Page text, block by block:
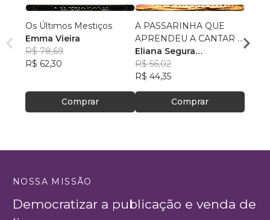
Os Últimos Mestiços
Emma Vieira
R$ 78,69
R$ 62,30
Comprar
A PASSARINHA QUE
APRENDEU A CANTAR E
VOAR
Eliana Segura
Fernandes
R$ 56,02
R$ 44,35
Comprar
R$
NOSSA MISSÃO
Democratizar a publicação e venda de